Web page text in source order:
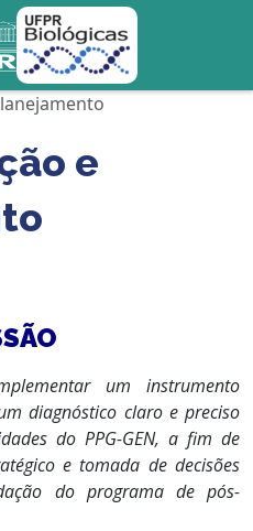
e
um instrumento
diagnóstico claro e preciso
do PPG-GEN, a fim de
e tomada de decisões
do programa de pós-